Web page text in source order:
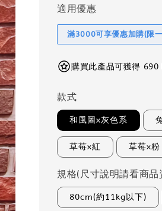
適用優惠
滿3000可享優惠加購(限
購買此產品可獲得 690
款式
和風圖x灰色系
草莓x紅 草莓x粉
規格(尺寸說明請看商品
80cm(約11kg以下)